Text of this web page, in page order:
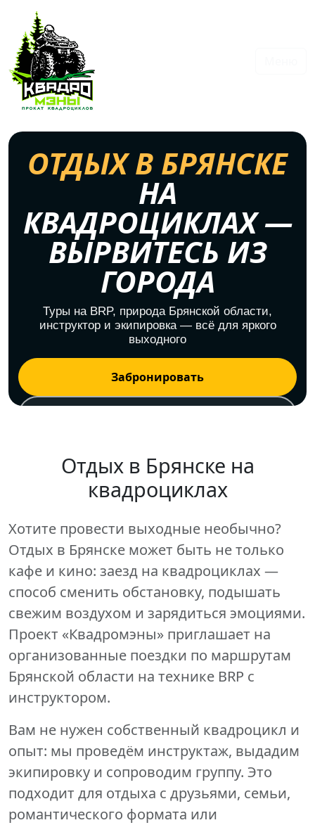
ОТДЫХ В БРЯНСКЕ
НА
КВАДРОЦИКЛАХ —
ВЫРВИТЕСЬ ИЗ
ГОРОДА
Туры на BRP, природа Брянской области,
инструктор и экипировка — всё для яркого
выходного
Забронировать
Отдых в Брянске на
квадроциклах
Хотите провести выходные необычно?
Отдых в Брянске может быть не только
кафе и кино: заезд на квадроциклах —
способ сменить обстановку, подышать
свежим воздухом и зарядиться эмоциями.
Проект «Квадромэны» приглашает на
организованные поездки по маршрутам
Брянской области на технике BRP с
инструктором.
Вам не нужен собственный квадроцикл и
опыт: мы проведём инструктаж, выдадим
экипировку и сопроводим группу. Это
подходит для отдыха с друзьями, семьи,
романтического формата или